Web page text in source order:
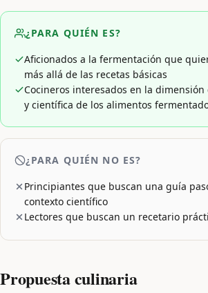
¿PARA QUIÉN ES?
Aficionados a la fermentación que
más allá de las recetas básicas
Cocineros interesados en la
y científica de los alimentos
¿PARA QUIÉN NO ES?
Principiantes que buscan una guía
contexto científico
Lectores que buscan un recetario
Propuesta culinaria